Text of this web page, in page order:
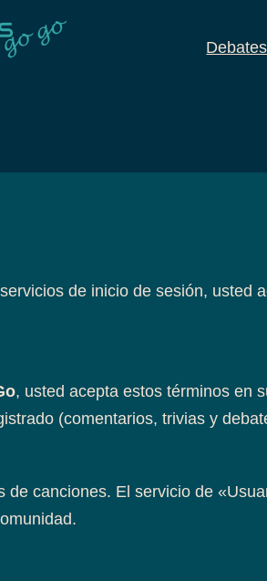
Debates
de inicio de sesión, usted
, usted acepta estos términos en
(comentarios, trivias y
canciones. El servicio de